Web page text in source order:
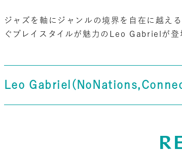
ジャズを軸にジャンルの境界を自在に越え
ぐプレイスタイルが魅力のLeo Gabrielが登
Leo Gabriel